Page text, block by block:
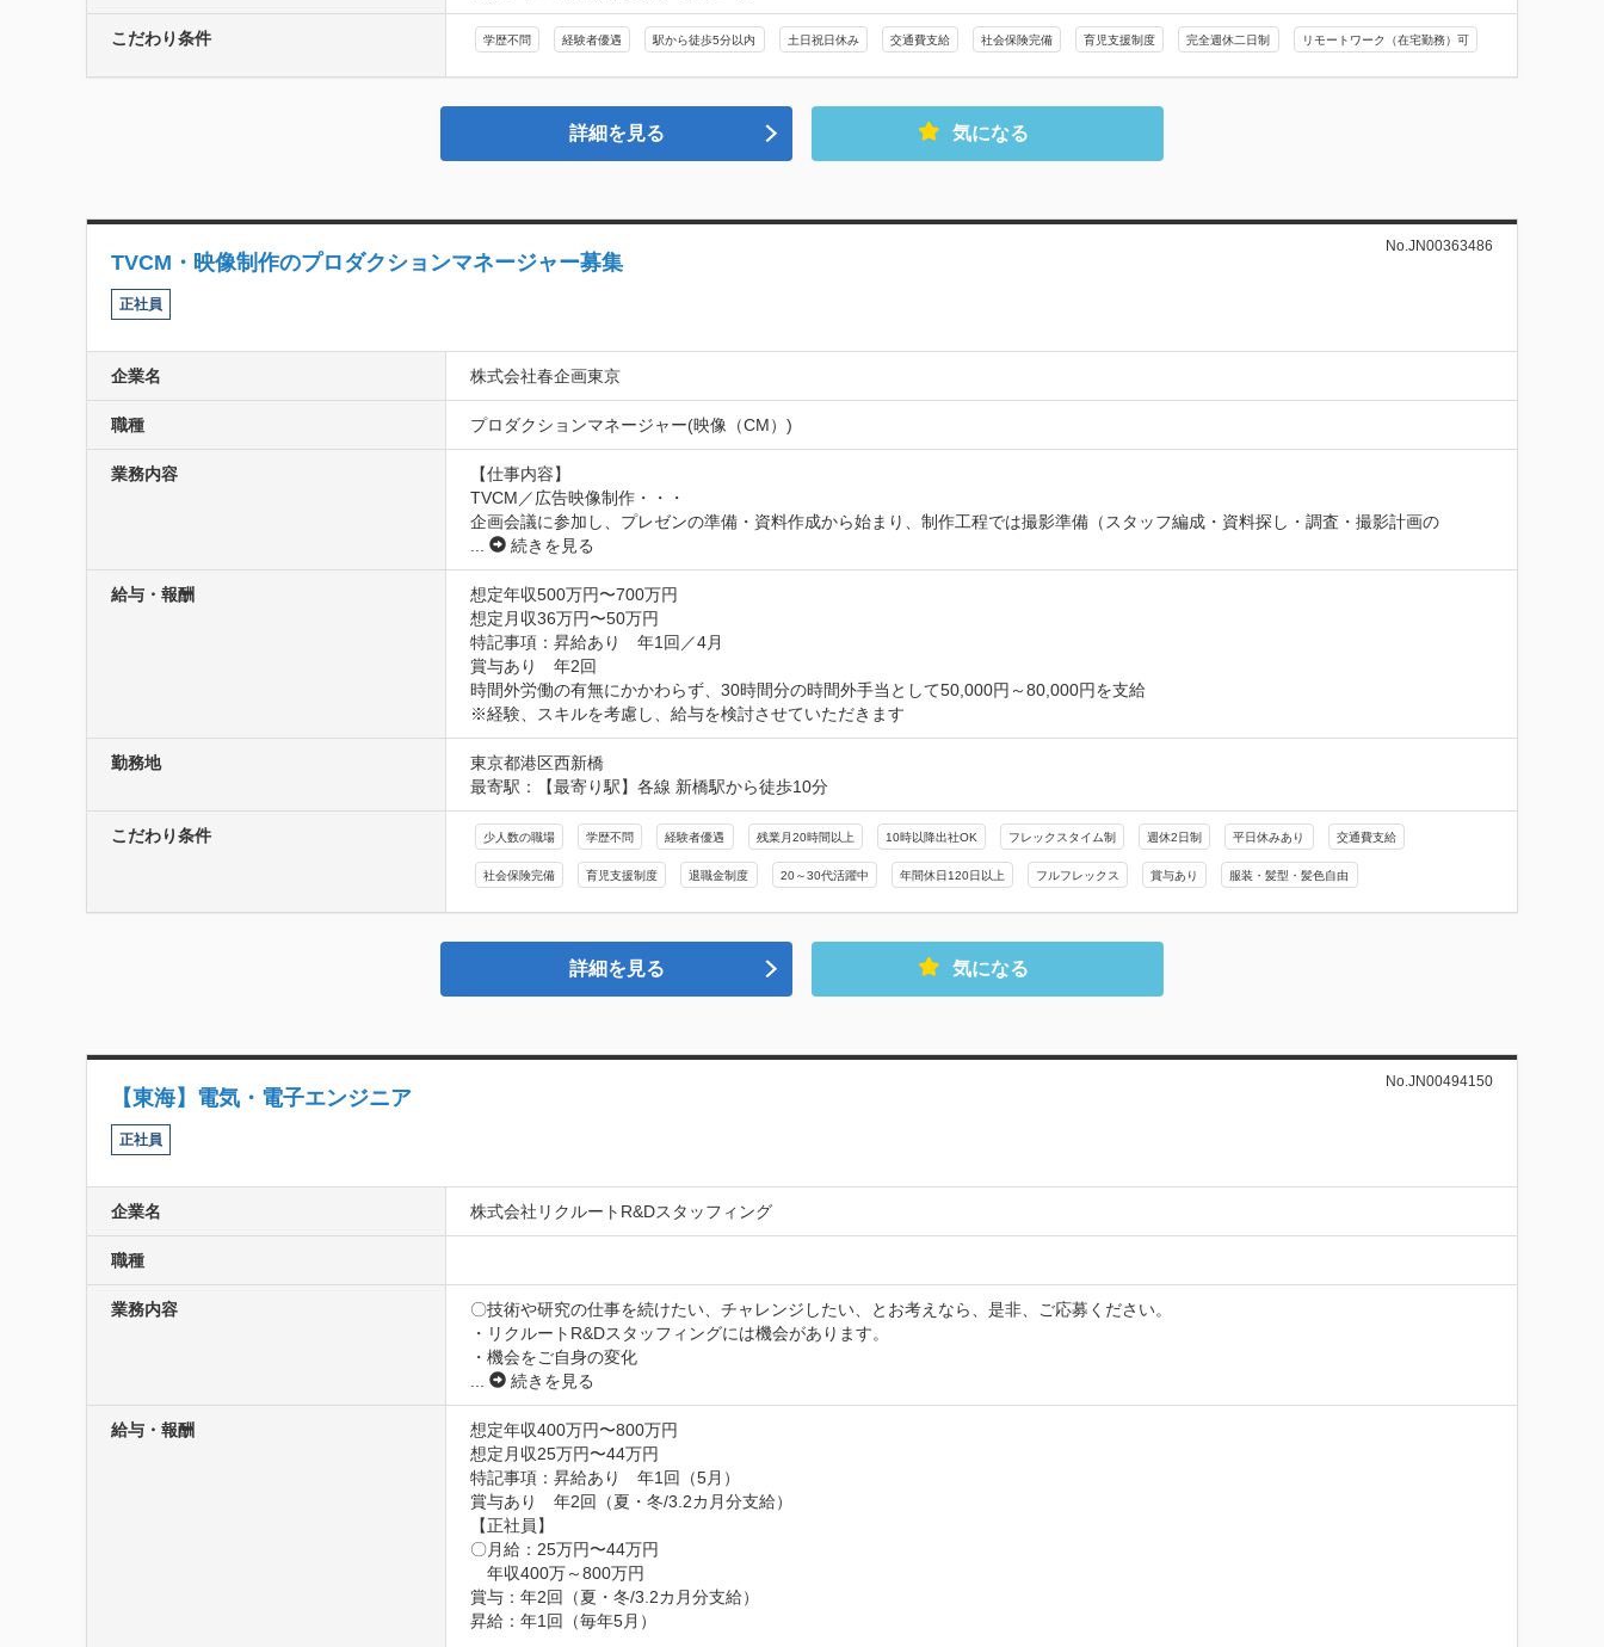
こだわり条件 学歴不問 経験者優遇 駅から徒歩5分以内 土日祝日休み 交通費支給 社会保険完備 育児支援制度 完全週休二日制 リモートワーク（在宅勤務）可
詳細を見る 気になる
TVCM・映像制作のプロダクションマネージャー募集
No.JN00363486
正社員
企業名 株式会社春企画東京
職種 プロダクションマネージャー(映像（CM）)
業務内容
【仕事内容】
TVCM／広告映像制作・・・
企画会議に参加し、プレゼンの準備・資料作成から始まり、制作工程では撮影準備（スタッフ編成・資料探し・調査・撮影計画の
続きを見る
給与・報酬
想定年収500万円〜700万円
想定月収36万円〜50万円
特記事項：昇給あり　年1回／4月
賞与あり　年2回
時間外労働の有無にかかわらず、30時間分の時間外手当として50,000円～80,000円を支給
※経験、スキルを考慮し、給与を検討させていただきます
勤務地
東京都港区西新橋
最寄駅：【最寄り駅】各線 新橋駅から徒歩10分
こだわり条件 少人数の職場 学歴不問 経験者優遇 残業月20時間以上 10時以降出社OK フレックスタイム制 週休2日制 平日休みあり 交通費支給
社会保険完備 育児支援制度 退職金制度 20～30代活躍中 年間休日120日以上 フルフレックス 賞与あり 服装・髪型・髪色自由
詳細を見る 気になる
【東海】電気・電子エンジニア
No.JN00494150
正社員
企業名 株式会社リクルートR&Dスタッフィング
職種
業務内容
〇技術や研究の仕事を続けたい、チャレンジしたい、とお考えなら、是非、ご応募ください。
・リクルートR&Dスタッフィングには機会があります。
・機会をご自身の変化
続きを見る
給与・報酬
想定年収400万円〜800万円
想定月収25万円〜44万円
特記事項：昇給あり　年1回（5月）
賞与あり　年2回（夏・冬/3.2カ月分支給）
【正社員】
〇月給：25万円〜44万円
年収400万～800万円
賞与：年2回（夏・冬/3.2カ月分支給）
昇給：年1回（毎年5月）